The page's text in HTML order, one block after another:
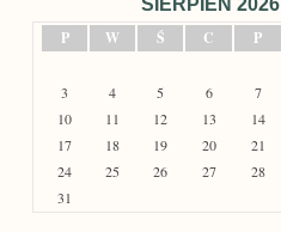
SIERPIEŃ 2026
P
W Ś C P
3
4 5 6 7
10
11 12 13 14
17
18 19 20 21
24
25 26 27 28
31